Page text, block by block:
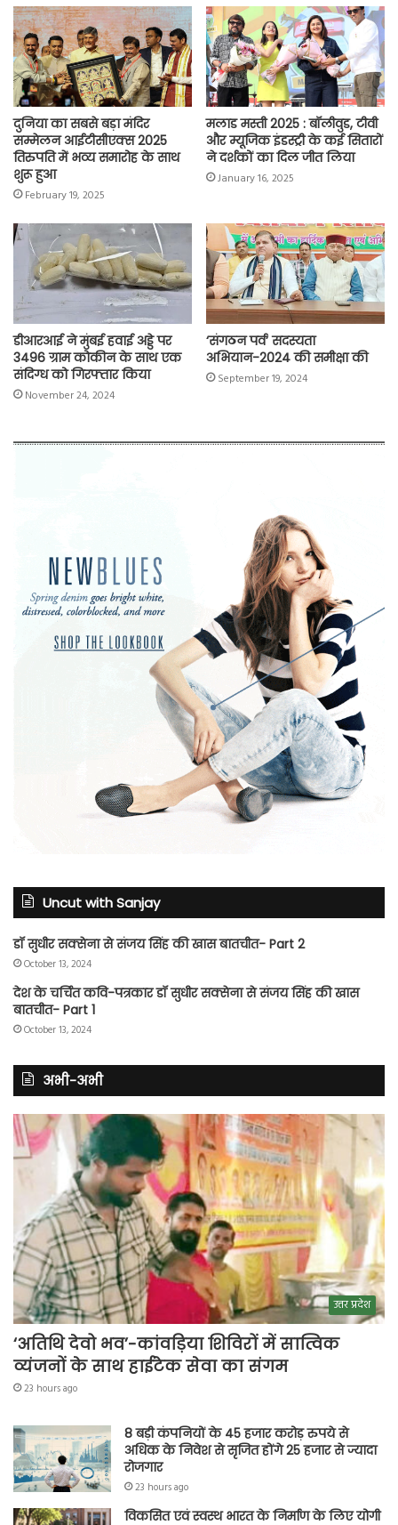
o
k
p
p
r
a
m
n
k
दुनिया का सबसे बड़ा मंदिर
सम्मेलन आईटीसीएक्स 2025
तिरुपति में भव्य समारोह के साथ
शुरू हुआ
February 19, 2025
मलाड मस्ती 2025 : बॉलीवुड, टीवी
और म्यूजिक इंडस्ट्री के कई सितारों
ने दर्शकों का दिल जीत लिया
January 16, 2025
डीआरआई ने मुंबई हवाई अड्डे पर
3496 ग्राम कोकीन के साथ एक
संदिग्ध को गिरफ्तार किया
November 24, 2024
‘संगठन पर्व’ सदस्यता
अभियान-2024 की समीक्षा की
September 19, 2024
Uncut with Sanjay
डॉ सुधीर सक्सेना से संजय सिंह की खास बातचीत- Part 2
October 13, 2024
देश के चर्चित कवि-पत्रकार डॉ सुधीर सक्सेना से संजय सिंह की खास
बातचीत- Part 1
October 13, 2024
अभी-अभी
उत्तर प्रदेश
‘अतिथि देवो भव’-कांवड़िया शिविरों में सात्विक
व्यंजनों के साथ हाईटेक सेवा का संगम
23 hours ago
8 बड़ी कंपनियों के 45 हजार करोड़ रुपये से
अधिक के निवेश से सृजित होंगे 25 हजार से ज्यादा
रोजगार
23 hours ago
विकसित एवं स्वस्थ भारत के निर्माण के लिए योगी